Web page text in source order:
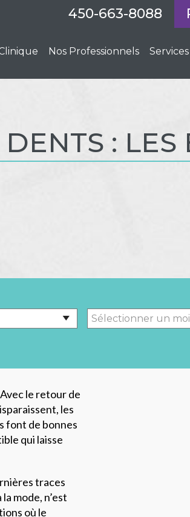
450-663-8088
Nos Professionnels
: LES
le retour de
les
font de bonnes
qui laisse
traces
mode, n’est
où le